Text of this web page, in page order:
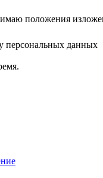
положения
персональных данных